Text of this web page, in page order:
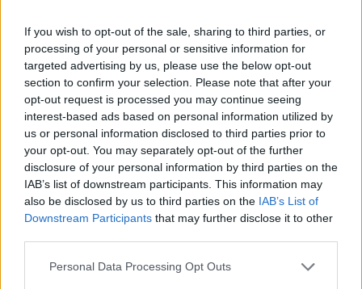
If you wish to opt-out of the sale, sharing to third parties, or
processing of your personal or sensitive information for
targeted advertising by us, please use the below opt-out
section to confirm your selection. Please note that after your
opt-out request is processed you may continue seeing
interest-based ads based on personal information utilized by
us or personal information disclosed to third parties prior to
your opt-out. You may separately opt-out of the further
disclosure of your personal information by third parties on the
IAB’s list of downstream participants. This information may
also be disclosed by us to third parties on the IAB’s List of
Downstream Participants that may further disclose it to other
Please note that this website/app uses one or more Google
Personal Data Processing Opt Outs